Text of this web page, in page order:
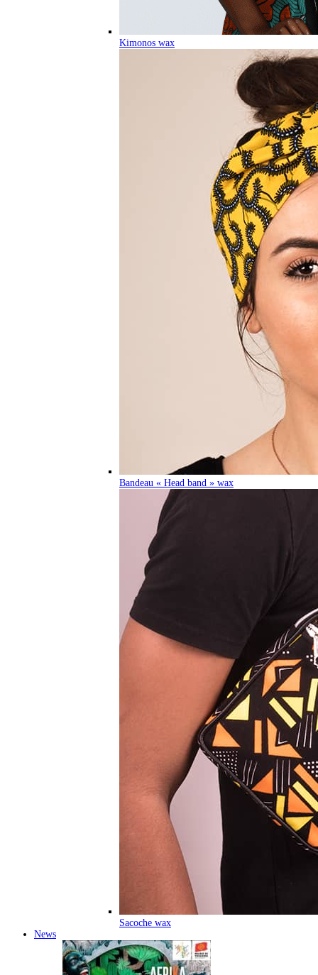
Kimonos wax
Bandeau « Head band » wax
Sacoche wax
News